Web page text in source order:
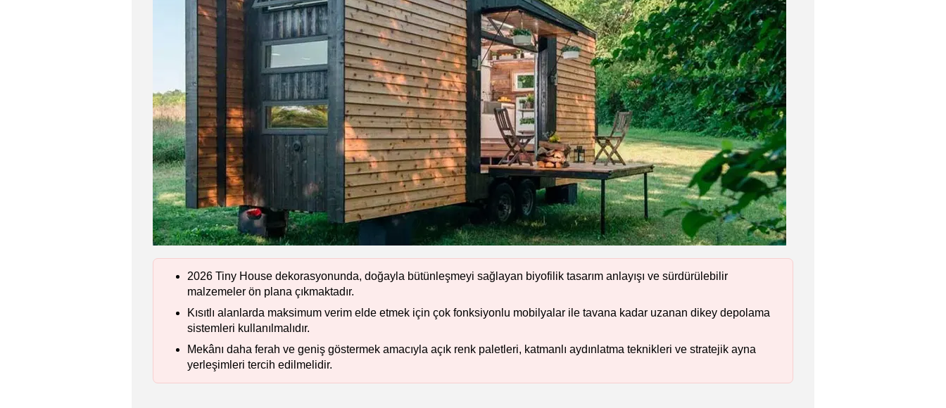
2026 Tiny House dekorasyonunda, doğayla bütünleşmeyi sağlayan biyofilik tasarım anlayışı ve sürdürülebilir
malzemeler ön plana çıkmaktadır.
Kısıtlı alanlarda maksimum verim elde etmek için çok fonksiyonlu mobilyalar ile tavana kadar uzanan dikey depolama
sistemleri kullanılmalıdır.
Mekânı daha ferah ve geniş göstermek amacıyla açık renk paletleri, katmanlı aydınlatma teknikleri ve stratejik ayna
yerleşimleri tercih edilmelidir.